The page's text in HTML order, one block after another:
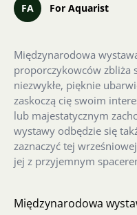
FA For Aquarist
Międzynarodowa
proporczykowców zbliża
niezwykłe, pięknie
zaskoczą cię swoim
lub majestatycznym
wystawy odbędzie się
zaznaczyć tej
jej z przyjemnym
Międzynarodowa